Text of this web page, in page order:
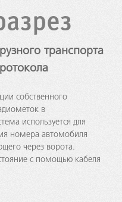
транспорта
собственного
в
используется для
номера автомобиля
через ворота.
с помощью кабеля